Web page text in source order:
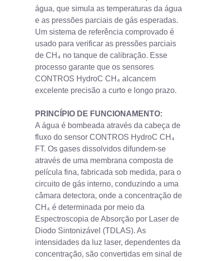
água, que simula as temperaturas da água
e as pressões parciais de gás esperadas.
Um sistema de referência comprovado é
usado para verificar as pressões parciais
de CH₄ no tanque de calibração. Esse
processo garante que os sensores
CONTROS HydroC CH₄ alcancem
excelente precisão a curto e longo prazo.
PRINCÍPIO DE FUNCIONAMENTO:
A água é bombeada através da cabeça de
fluxo do sensor CONTROS HydroC CH₄
FT. Os gases dissolvidos difundem-se
através de uma membrana composta de
película fina, fabricada sob medida, para o
circuito de gás interno, conduzindo a uma
câmara detectora, onde a concentração de
CH₄ é determinada por meio da
Espectroscopia de Absorção por Laser de
Diodo Sintonizável (TDLAS). As
intensidades da luz laser, dependentes da
concentração, são convertidas em sinal de